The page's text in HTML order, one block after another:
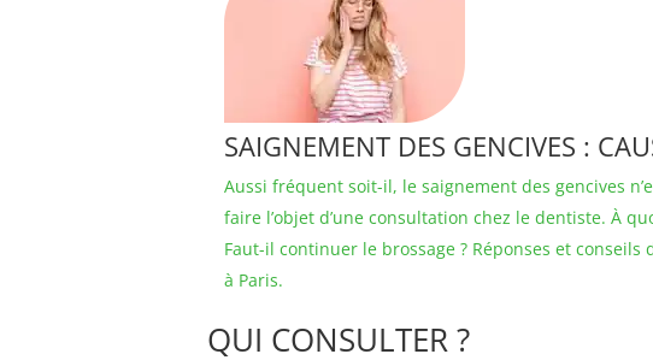
SAIGNEMENT DES GENCIVES :
Aussi fréquent soit-il, le saignement des gencives
faire l’objet d’une consultation chez le dentiste. À
Faut-il continuer le brossage ? Réponses et
à Paris.
QUI CONSULTER ?